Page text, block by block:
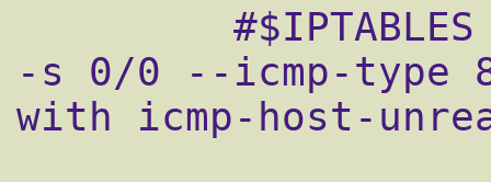
-s 0/0 --icmp-type
with icmp-host-